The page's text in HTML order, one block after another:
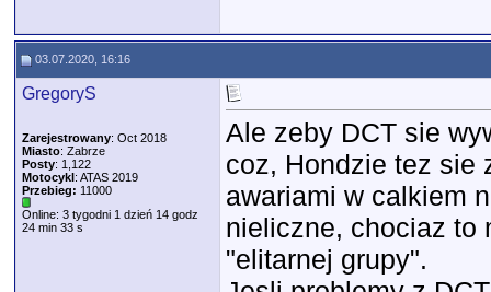
03.07.2020, 16:16
GregoryS
Zarejestrowany: Oct 2018
Miasto: Zabrze
Posty: 1,122
Motocykl: ATAS 2019
Przebieg: 11000
Online: 3 tygodni 1 dzień 14 godz
24 min 33 s
Ale zeby DCT sie
coz, Hondzie tez sie
awariami w calkiem
nieliczne, chociaz to
"elitarnej grupy".